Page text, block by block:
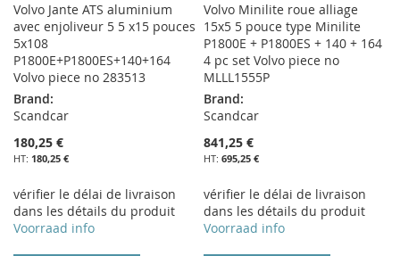
Volvo Jante ATS aluminium
avec enjoliveur 5 5 x15 pouces
5x108
P1800E+P1800ES+140+164
Volvo piece no 283513
Brand:
Scandcar
180,25 €
180,25 €
vérifier le délai de livraison
dans les détails du produit
Voorraad info
Volvo Minilite roue alliage
15x5 5 pouce type Minilite
P1800E + P1800ES + 140 + 164
4 pc set Volvo piece no
MLLL1555P
Brand:
Scandcar
841,25 €
695,25 €
vérifier le délai de livraison
dans les détails du produit
Voorraad info